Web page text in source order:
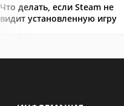
Что делать, если Steam не
видит установленную игру